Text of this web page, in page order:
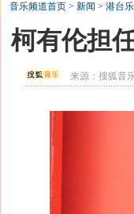
音乐频道首页 > 新闻 > 港台
柯有伦担
来源：搜狐音